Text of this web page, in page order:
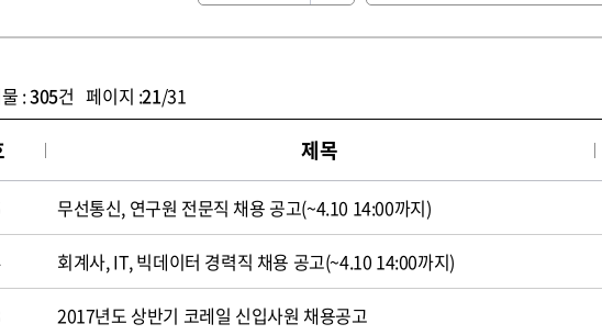
:305건 페이지 :21/31
제목
무선통신, 연구원 전문직 채용 공고(~4.10 14:00까지)
회계사, IT, 빅데이터 경력직 채용 공고(~4.10 14:00까지)
2017년도 상반기 코레일 신입사원 채용공고